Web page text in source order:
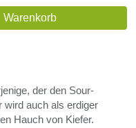
Warenkorb
der den Sour-
wird auch als erdiger
Hauch von Kiefer.